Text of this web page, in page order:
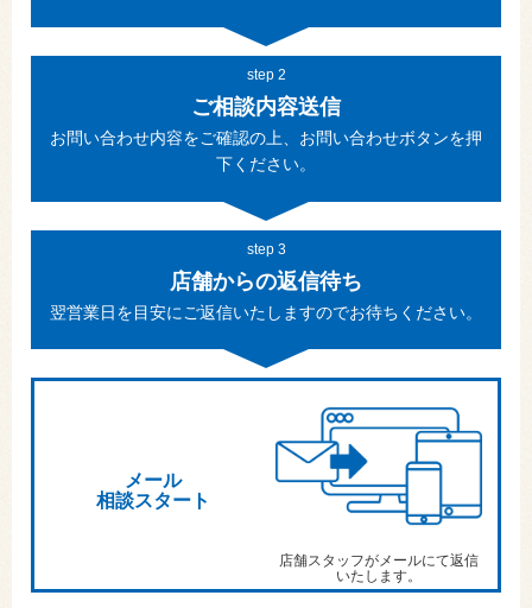
step 2
ご相談内容送信
お問い合わせ内容をご確認の上、お問い合わせボタンを押
下ください。
step 3
店舗からの返信待ち
翌営業日を目安にご返信いたしますのでお待ちください。
メール
相談スタート
店舗スタッフがメールにて返信
いたします。